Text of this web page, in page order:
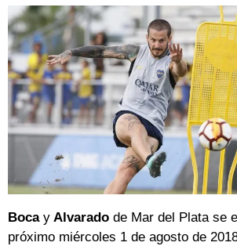
Bocay Alvarado de Mar del Plata se
próximo miércoles 1 de agosto de